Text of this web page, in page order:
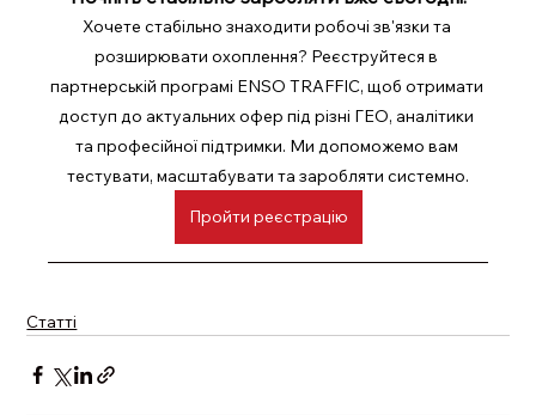
Хочете стабільно знаходити робочі зв'язки та
розширювати охоплення? Реєструйтеся в
партнерській програмі ENSO TRAFFIC, щоб отримати
доступ до актуальних офер під різні ГЕО, аналітики
та професійної підтримки. Ми допоможемо вам
тестувати, масштабувати та заробляти системно.
Пройти реєстрацію
Статті